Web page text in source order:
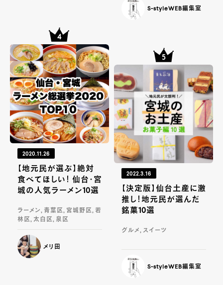
S-styleWEB編集室
2020.11.26
【地元民が選ぶ】絶対
食べてほしい！ 仙台・宮
城の人気ラーメン10選
ラーメン, 青葉区, 宮城野区, 若
林区, 太白区, 泉区
メリ田
2022.3.16
【決定版】仙台土産に激
推し！地元民が選んだ
銘菓10選
グルメ, スイーツ
S-styleWEB編集室